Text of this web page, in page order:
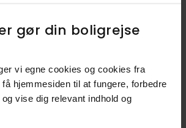
gør din boligrejse
vi egne cookies og cookies fra
hjemmesiden til at fungere, forbedre
vise dig relevant indhold og
2
1